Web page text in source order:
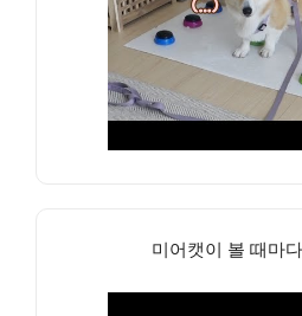
미어캣이 볼 때마